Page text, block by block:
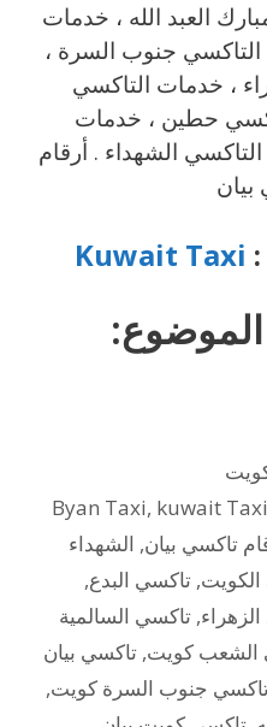
العبد الله ، خدمات
جنوب السرة ،
، خدمات التاكسي
حطين ، خدمات
الشهداء . أرقام
:
Kuwait Taxi
Byan Taxi, kuwait Taxi
تاكسي بيان, الشهداء
, تاكسي البدع,
, تاكسي السالمية
الشعب كويت, تاكسي بيان
جنوب السرة كويت,